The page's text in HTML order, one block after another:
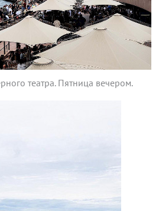
театра. Пятница вечером.